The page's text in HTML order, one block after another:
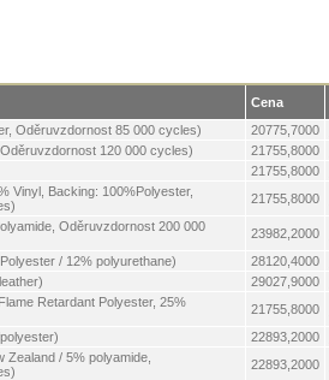
Cena
Oděruvzdornost 85 000 cycles)
20775,7000
120 000 cycles)
21755,8000
21755,8000
Vinyl, Backing: 100%Polyester,
21755,8000
Oděruvzdornost 200 000
23982,2000
/ 12% polyurethane)
28120,4000
29027,9000
Retardant Polyester, 25%
21755,8000
22893,2000
Zealand / 5% polyamide,
22893,2000